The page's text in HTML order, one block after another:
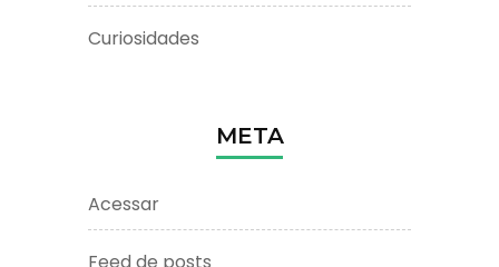
Curiosidades
META
Acessar